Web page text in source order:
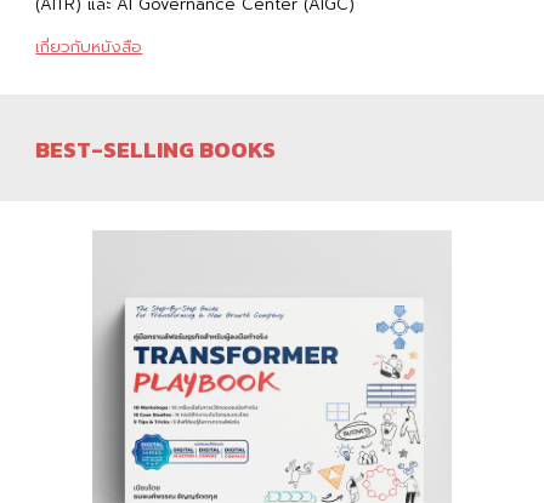
เกี่ยวกับหนังสือ
BEST-SELLING BOOKS